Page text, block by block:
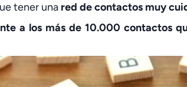
tener una red de contactos muy
a los más de 10.000 contactos